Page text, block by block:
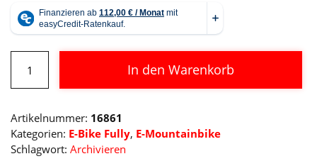
Stereo
Hybrid
HPC
Menge
In den Warenkorb
Artikelnummer: 16861
Kategorien: E-Bike Fully, E-Mountainbike
Schlagwort: Archivieren